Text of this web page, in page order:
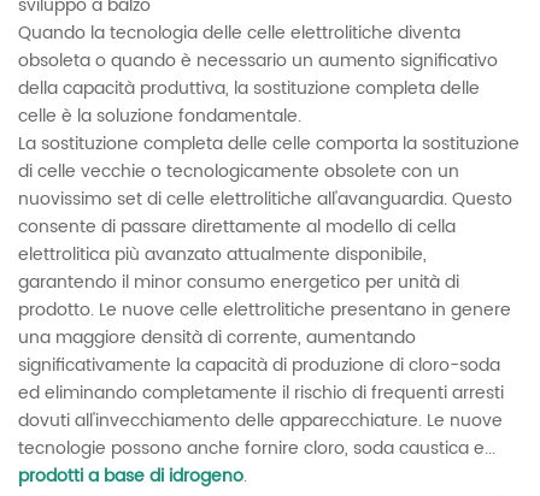
Quando la tecnologia delle celle elettrolitiche diventa
obsoleta o quando è necessario un aumento significativo
della capacità produttiva, la sostituzione completa delle
celle è la soluzione fondamentale.
La sostituzione completa delle celle comporta la sostituzione
di celle vecchie o tecnologicamente obsolete con un
nuovissimo set di celle elettrolitiche all'avanguardia. Questo
consente di passare direttamente al modello di cella
elettrolitica più avanzato attualmente disponibile,
garantendo il minor consumo energetico per unità di
prodotto. Le nuove celle elettrolitiche presentano in genere
una maggiore densità di corrente, aumentando
significativamente la capacità di produzione di cloro-soda
ed eliminando completamente il rischio di frequenti arresti
dovuti all'invecchiamento delle apparecchiature. Le nuove
tecnologie possono anche fornire cloro, soda caustica e...
prodotti a base di idrogeno.